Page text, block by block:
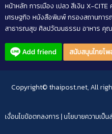
หน้าหลัก การเมือง เปลว สีเงิน X-CITE
เศรษฐกิจ หนังสือพิมพ์กรองสถานกา
สาธารณสุข ศิลปวัฒนธรรม อาหาร คุ
สนับสนุนไทยโ
Copyright© thaipost.net, All
เงื่อนไขข้อตกลงการ|นโยบายความเป็น